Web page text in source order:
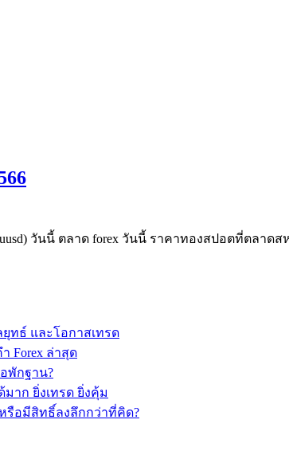
วันนี้ ตลาด forex วันนี้ ราคาทองสปอตที่ตลาด
ทธ์ และโอกาสเทรด
Forex ล่าสุด
พักฐาน?
มาก ยิ่งเทรด ยิ่งคุ้ม
รือมีสิทธิ์ลงลึกกว่าที่คิด?